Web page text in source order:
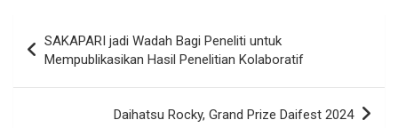
pos
SAKAPARI jadi Wadah Bagi Peneliti untuk
Mempublikasikan Hasil Penelitian Kolaboratif
Daihatsu Rocky, Grand Prize Daifest 2024